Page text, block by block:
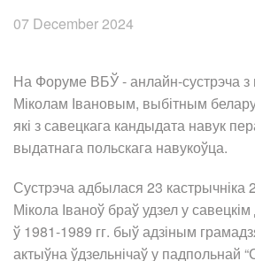
07 December 2024
На Форуме ВБЎ - анлайн-сустрэча
Міколам Івановым, выбітным
які з савецкага кандыдата навук
выдатнага польскага навукоўца.
Сустрэча адбылася 23 кастрычніка
Мікола Іваноў браў удзел у
ў 1981-1989 гг. быў адзіным
актыўна ўдзельнічаў у падпольнай